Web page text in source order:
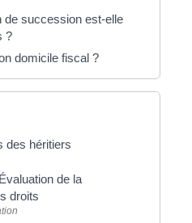
de succession est-elle
?
domicile fiscal ?
des héritiers
de la
droits